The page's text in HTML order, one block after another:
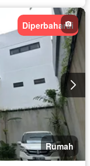
Diperbaharui
Rumah